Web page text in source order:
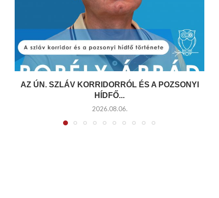
AZ ÚN. SZLÁV KORRIDORRÓL ÉS A POZSONYI
HÍDFŐ...
2026.08.06.